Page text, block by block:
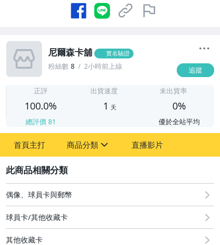
尼爾森卡舖 實名驗證
粉絲數 8 2小時前上線 追蹤
正評
100.0%
總評價 81
出貨速度
1 天
未出貨率
0%
優於全站平均
首頁主打 商品分類
玩具、模型與公仔
偶像、球員卡與郵幣
運動、戶外與休閒
直播影片
偶像、球員卡與郵幣
球員卡/其他收藏卡
其他收藏卡